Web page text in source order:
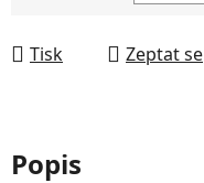
Tisk Zeptat se
Popis